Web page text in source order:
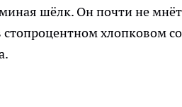
шёлк. Он почти не
стопроцентном хлопковом